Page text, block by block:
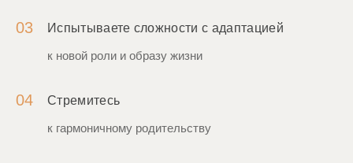
03 Испытываете сложности с адаптацией
к новой роли и образу жизни
04 Стремитесь
к гармоничному родительству